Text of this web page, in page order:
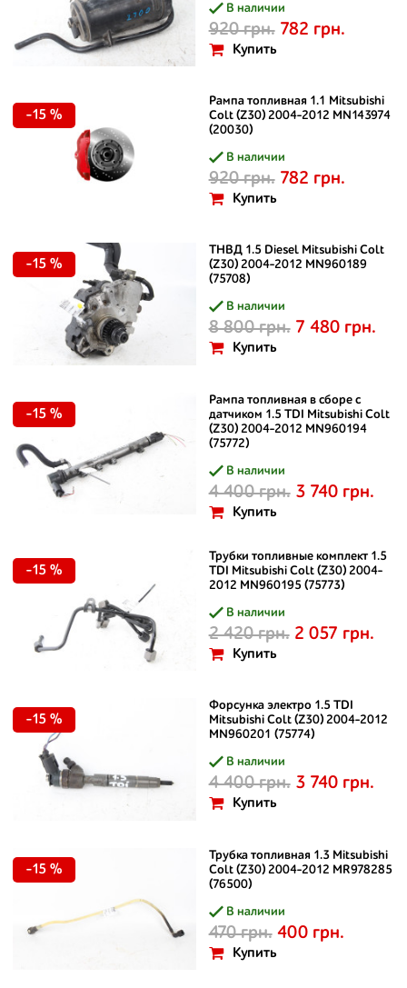
В наличии
920 грн. 782 грн.
Купить
Рампа топливная 1.1 Mitsubishi
Colt (Z30) 2004-2012 MN143974
(20030)
В наличии
920 грн. 782 грн.
Купить
-15 %
ТНВД 1.5 Diesel Mitsubishi Colt
(Z30) 2004-2012 MN960189
(75708)
В наличии
8 800 грн. 7 480 грн.
Купить
-15 %
Рампа топливная в сборе с
датчиком 1.5 TDI Mitsubishi Colt
(Z30) 2004-2012 MN960194
(75772)
В наличии
4 400 грн. 3 740 грн.
Купить
-15 %
Трубки топливные комплект 1.5
TDI Mitsubishi Colt (Z30) 2004-
2012 MN960195 (75773)
В наличии
2 420 грн. 2 057 грн.
Купить
-15 %
Форсунка электро 1.5 TDI
Mitsubishi Colt (Z30) 2004-2012
MN960201 (75774)
В наличии
4 400 грн. 3 740 грн.
Купить
-15 %
Трубка топливная 1.3 Mitsubishi
Colt (Z30) 2004-2012 MR978285
(76500)
В наличии
470 грн. 400 грн.
Купить
-15 %